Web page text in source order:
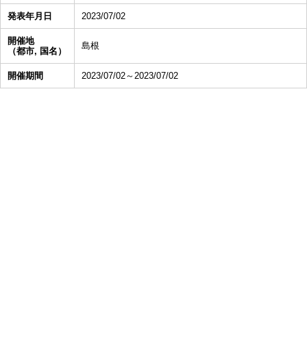
発表年月日 2023/07/02
開催地
（都市, 国名）
島根
開催期間 2023/07/02～2023/07/02